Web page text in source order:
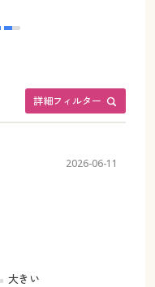
詳細フィルター
2026-06-11
大きい